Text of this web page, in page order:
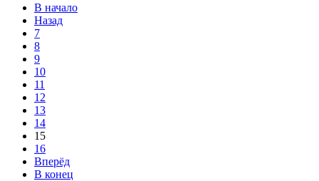
В начало
Назад
7
8
9
10
11
12
13
14
15
16
Вперёд
В конец